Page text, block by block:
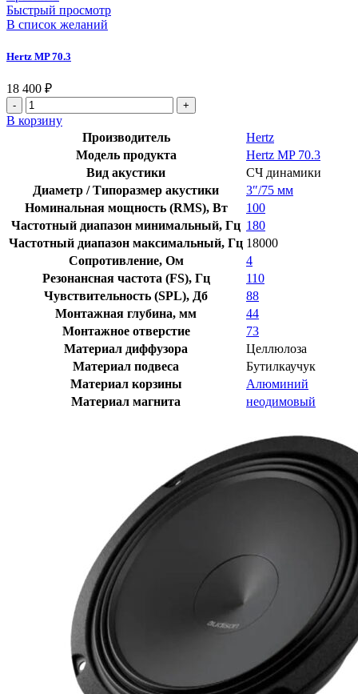
Быстрый просмотр
В список желаний
Hertz MP 70.3
18 400 ₽
В корзину
Производитель
Hertz
Модель продукта
Hertz MP 70.3
Вид акустики
СЧ динамики
Диаметр / Типоразмер акустики
3″/75 мм
Номинальная мощность (RMS), Вт
100
Частотный диапазон минимальный, Гц 180
Частотный диапазон максимальный, Гц 18000
Сопротивление, Ом
4
Резонансная частота (FS), Гц
110
Чувствительность (SPL), Дб
88
Монтажная глубина, мм
44
Монтажное отверстие
73
Материал диффузора
Целлюлоза
Материал подвеса
Бутилкаучук
Материал корзины
Алюминий
Материал магнита
неодимовый